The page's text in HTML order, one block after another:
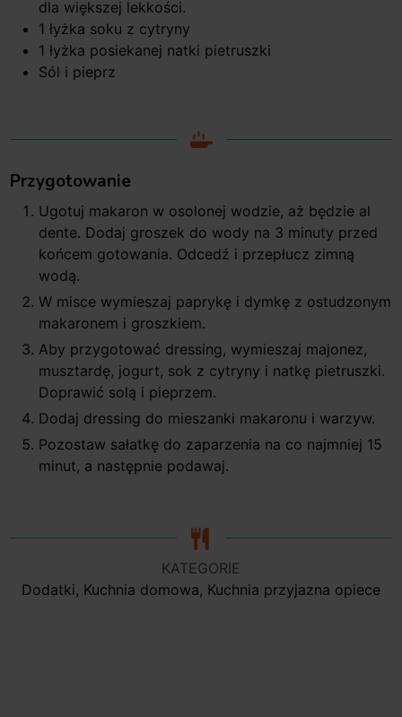
dla większej lekkości.
1 łyżka soku z cytryny
1 łyżka posiekanej natki pietruszki
Sól i pieprz
Przygotowanie
Ugotuj makaron w osolonej wodzie, aż będzie al
dente. Dodaj groszek do wody na 3 minuty przed
końcem gotowania. Odcedź i przepłucz zimną
wodą.
W misce wymieszaj paprykę i dymkę z ostudzonym
makaronem i groszkiem.
Aby przygotować dressing, wymieszaj majonez,
musztardę, jogurt, sok z cytryny i natkę pietruszki.
Doprawić solą i pieprzem.
Dodaj dressing do mieszanki makaronu i warzyw.
Pozostaw sałatkę do zaparzenia na co najmniej 15
minut, a następnie podawaj.
KATEGORIE
Dodatki, Kuchnia domowa, Kuchnia przyjazna opiece